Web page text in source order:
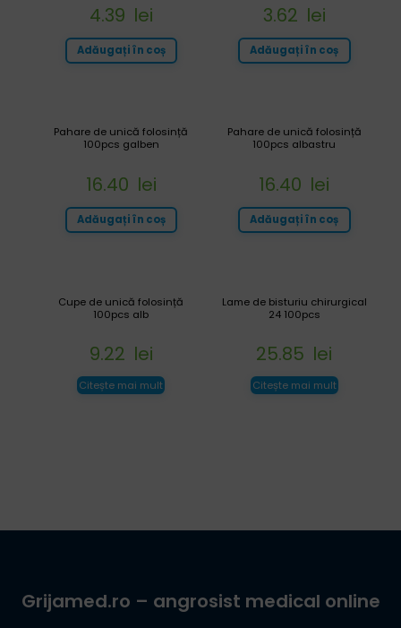
3.62 lei
Adăugați în coș
4.39 lei
Adăugați în coș
Pahare de unică folosință
100pcs albastru
16.40 lei
Adăugați în coș
Pahare de unică folosință
100pcs galben
16.40 lei
Adăugați în coș
Lame de bisturiu chirurgical
24 100pcs
25.85 lei
Citește mai mult
Cupe de unică folosință
100pcs alb
9.22 lei
Citește mai mult
Grijamed.ro – angrosist medical online